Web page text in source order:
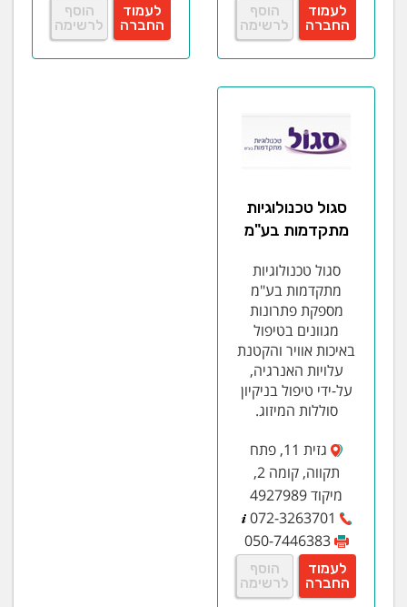
לעמוד
החברה
הוסף
לרשימה
לעמוד
החברה
הוסף
לרשימה
סגול טכנולוגיות
מתקדמות בע"מ
סגול טכנולוגיות
מתקדמות בע"מ
מספקת פתרונות
מגוונים בטיפול
באיכות אוויר והקטנת
עלויות האנרגיה,
על-ידי טיפול בניקיון
סוללות המיזוג.
גזית 11, פתח
תקווה, קומה 2,
מיקוד 4927989
072-3263701
050-7446383
לעמוד
החברה
הוסף
לרשימה